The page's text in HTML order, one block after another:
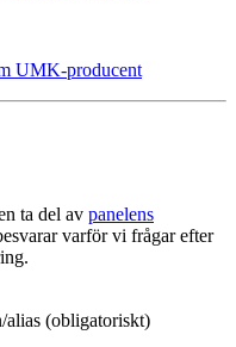
UMK-producent
ta del av panelens
varför vi frågar efter
alias (obligatoriskt)